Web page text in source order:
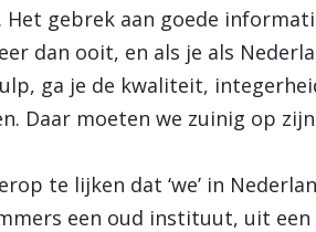
Het gebrek aan goede
dan ooit, en als je als
ga je de kwaliteit,
Daar moeten we zuinig op
te lijken dat ‘we’ in
een oud instituut, uit